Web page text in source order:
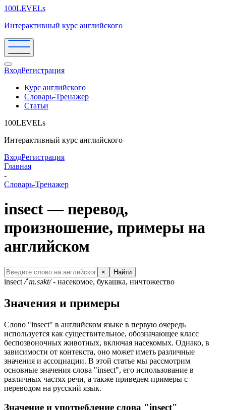
100LEVELs
Интерактивный курс английского
ВходРегистрация
Курс английского
Словарь-Тренажер
Статьи
100LEVELs
Интерактивный курс английского
ВходРегистрация
Главная
-
Словарь-Тренажер
insect — перевод,
произношение, примеры на
английском
× Найти
insect /ˈɪn.səkt/- насекомое, букашка, ничтожество
Значения и примеры
Слово "insect" в английском языке в первую очередь
используется как существительное, обозначающее класс
беспозвоночных животных, включая насекомых. Однако, в
зависимости от контекста, оно может иметь различные
значения и ассоциации. В этой статье мы рассмотрим
основные значения слова "insect", его использование в
различных частях речи, а также приведем примеры с
переводом на русский язык.
Значение и употребление слова "insect"